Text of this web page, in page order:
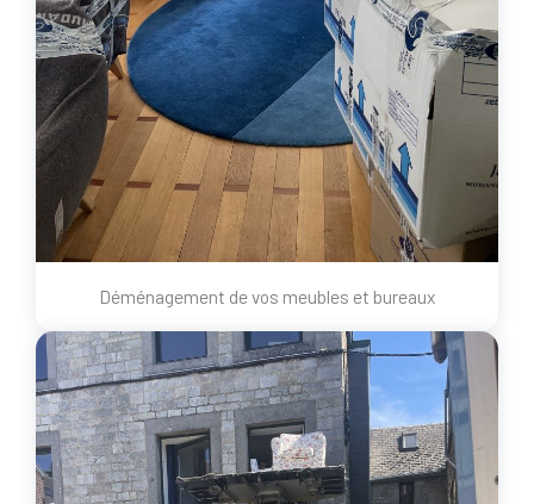
Déménagement de vos meubles et bureaux